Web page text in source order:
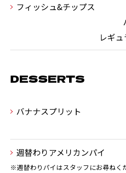
フィッシュ&チップス
レギ
DESSERTS
バナナスプリット
週替わりアメリカンパイ
※週替わりパイはスタッフにお尋ねく